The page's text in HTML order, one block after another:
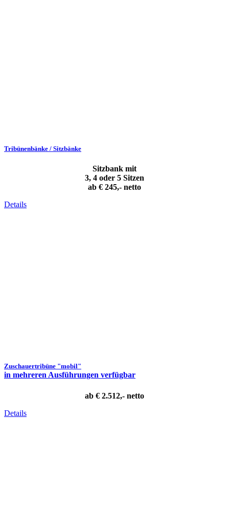
Tribünenbänke / Sitzbänke
Sitzbank mit
3, 4 oder 5 Sitzen
ab € 245,- netto
Details
Zuschauertribüne "mobil"
in mehreren Ausführungen verfügbar
ab € 2.512,- netto
Details